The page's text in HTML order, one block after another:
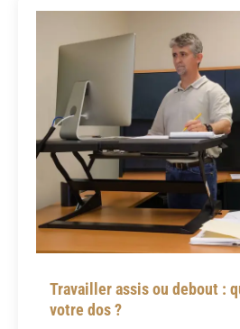
Travailler assis ou debout :
votre dos ?